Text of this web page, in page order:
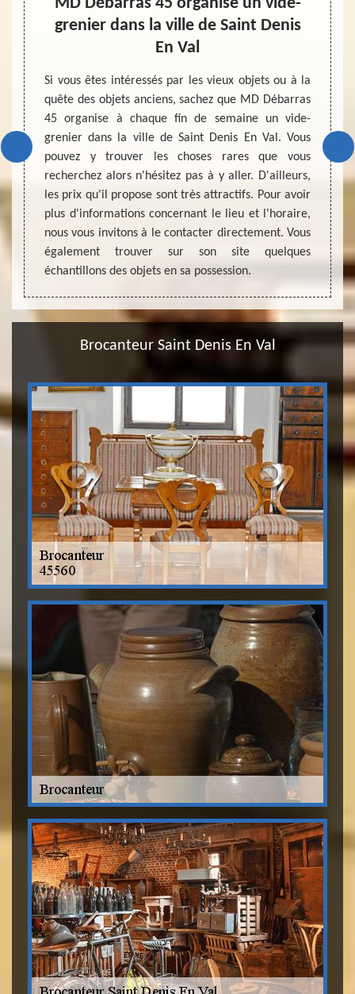
dans
Le
de la
de
des
il est
bon
à
grenier dans la ville de Saint Denis
En Val
Si vous êtes intéressés par les vieux objets ou à la
quête des objets anciens, sachez que MD Débarras
45 organise à chaque fin de semaine un vide-
grenier dans la ville de Saint Denis En Val. Vous
pouvez y trouver les choses rares que vous
recherchez alors n'hésitez pas à y aller. D'ailleurs,
les prix qu'il propose sont très attractifs. Pour avoir
plus d'informations concernant le lieu et l'horaire,
nous vous invitons à le contacter directement. Vous
également trouver sur son site quelques
échantillons des objets en sa possession.
Pour
étape
Brocanteur Saint Denis En Val